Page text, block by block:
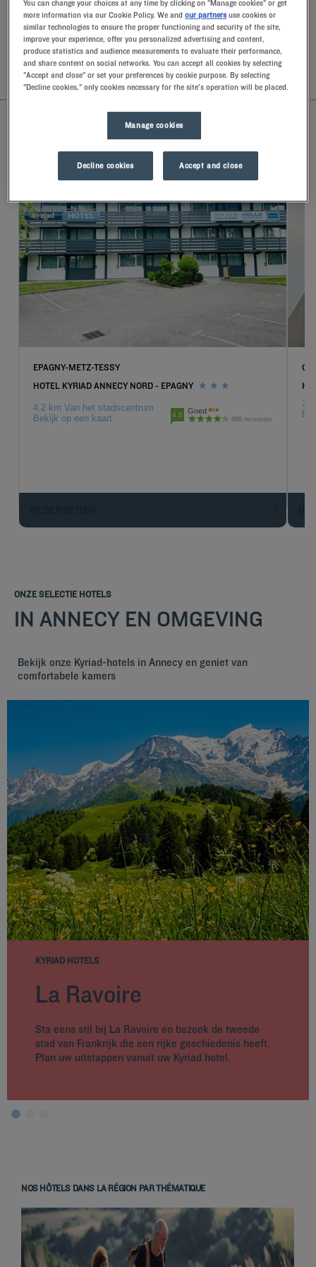
gebaren.U zult het unieke comfort van onze kussens met
traagschuim ontdekken.En proef het Kyriad-verschil om de
dag goed te beginnen.Trakteer uzelf op yoghurtijs bij het
ontbijt… Minstens twee goede redenen om terug te komen!
LIJST KAART
EPAGNY-METZ-TESSY
HOTEL KYRIAD ANNECY NORD - EPAGNY
4.2 km Van het stadscentrum
Bekijk op een kaart
4.0 Goed
886 recensies
ONZE SELECTIE HOTELS
IN ANNECY EN OMGEVING
Bekijk onze Kyriad-hotels in Annecy en geniet van
comfortabele kamers
KYRIAD HOTELS
La Ravoire
Sta eens stil bij La Ravoire en bezoek de tweede
stad van Frankrijk die een rijke geschiedenis heeft.
Plan uw uitstappen vanuit uw Kyriad hotel.
NOS HÔTELS DANS LA RÉGION PAR THÉMATIQUE
You can change your choices at any time by clicking on "Manage cookies" or get
more information via our Cookie Policy. We andour partners use cookies or
similar technologies to ensure the proper functioning and security of the site,
improve your experience, offer you personalized advertising and content,
produce statistics and audience measurements to evaluate their performance,
and share content on social networks. You can accept all cookies by selecting
"Accept and close" or set your preferences by cookie purpose. By selecting
"Decline cookies," only cookies necessary for the site's operation will be placed.
Manage cookies
Decline cookies Accept and close